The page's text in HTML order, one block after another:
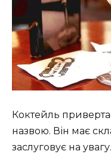
Коктейль
назвою. Він має
заслуговує на увагу.